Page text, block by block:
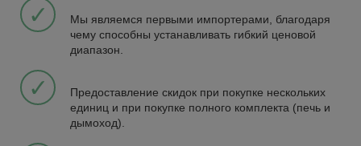
✓
Мы являемся первыми импортерами, благодаря
чему способны устанавливать гибкий ценовой
диапазон.
✓
Предоставление скидок при покупке нескольких
единиц и при покупке полного комплекта (печь и
дымоход).